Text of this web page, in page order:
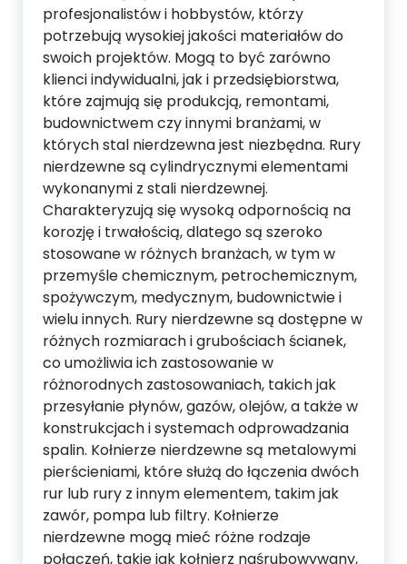
profesjonalistów i hobbystów, którzy
potrzebują wysokiej jakości materiałów do
swoich projektów. Mogą to być zarówno
klienci indywidualni, jak i przedsiębiorstwa,
które zajmują się produkcją, remontami,
budownictwem czy innymi branżami, w
których stal nierdzewna jest niezbędna. Rury
nierdzewne są cylindrycznymi elementami
wykonanymi z stali nierdzewnej.
Charakteryzują się wysoką odpornością na
korozję i trwałością, dlatego są szeroko
stosowane w różnych branżach, w tym w
przemyśle chemicznym, petrochemicznym,
spożywczym, medycznym, budownictwie i
wielu innych. Rury nierdzewne są dostępne w
różnych rozmiarach i grubościach ścianek,
co umożliwia ich zastosowanie w
różnorodnych zastosowaniach, takich jak
przesyłanie płynów, gazów, olejów, a także w
konstrukcjach i systemach odprowadzania
spalin. Kołnierze nierdzewne są metalowymi
pierścieniami, które służą do łączenia dwóch
rur lub rury z innym elementem, takim jak
zawór, pompa lub filtry. Kołnierze
nierdzewne mogą mieć różne rodzaje
połączeń, takie jak kołnierz naśrubowywany,